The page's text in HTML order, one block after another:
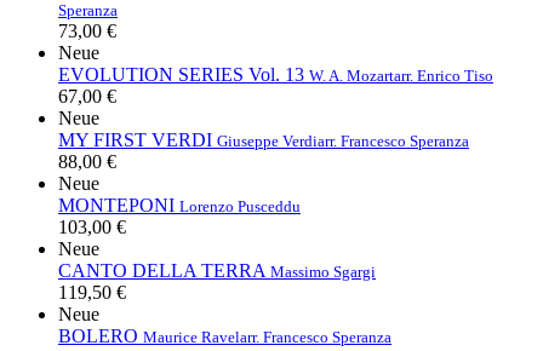
Speranza
73,00 €
Neue
EVOLUTION SERIES Vol. 13 W. A. Mozartarr. Enrico Tiso
67,00 €
Neue
MY FIRST VERDI Giuseppe Verdiarr. Francesco Speranza
88,00 €
Neue
MONTEPONI Lorenzo Pusceddu
103,00 €
Neue
CANTO DELLA TERRA Massimo Sgargi
119,50 €
Neue
BOLERO Maurice Ravelarr. Francesco Speranza